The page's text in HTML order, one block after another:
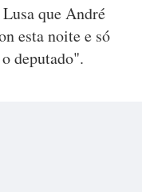
que André
esta noite e só
deputado".